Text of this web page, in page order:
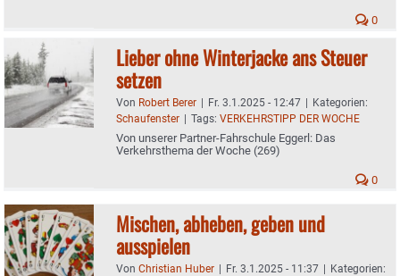
0
Lieber ohne Winterjacke ans Steuer
setzen
Von Robert Berer | Fr. 3.1.2025 - 12:47 | Kategorien:
Schaufenster | Tags: VERKEHRSTIPP DER WOCHE
Von unserer Partner-Fahrschule Eggerl: Das
Verkehrsthema der Woche (269)
0
Mischen, abheben, geben und
ausspielen
Von Christian Huber | Fr. 3.1.2025 - 11:37 | Kategorien: